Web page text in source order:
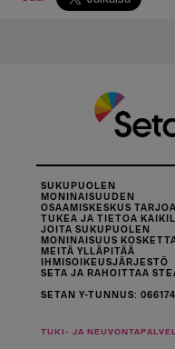
SUKUPUOLEN
MONINAISUUDEN
OSAAMISKESKUS
TUKEA JA TIETOA
JOITA SUKUPUOLEN
MONINAISUUS
MEITÄ YLLÄPITÄÄ
IHMISOIKEUSJÄRJESTÖ
SETA JA RAHOITTAA
SETAN Y-TUNNUS:
TUKI- JA